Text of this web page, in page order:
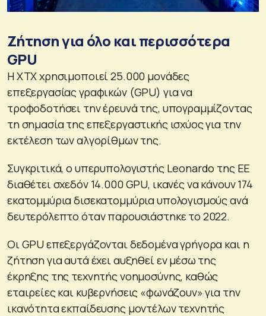
Ζήτηση για όλο και περισσότερα
GPU
Η XTX χρησιμοποιεί 25.000 μονάδες
επεξεργασίας γραφικών (GPU) για να
τροφοδοτήσει την έρευνά της, υπογραμμίζοντας
τη σημασία της επεξεργαστικής ισχύος για την
εκτέλεση των αλγορίθμων της.
Συγκριτικά, ο υπερυπολογιστής Leonardo της ΕΕ
διαθέτει σχεδόν 14.000 GPU, ικανές να κάνουν 174
εκατομμύρια δισεκατομμύρια υπολογισμούς ανά
δευτερόλεπτο όταν παρουσιάστηκε το 2022.
Οι GPU επεξεργάζονται δεδομένα γρήγορα και η
ζήτηση για αυτά έχει αυξηθεί εν μέσω της
έκρηξης της τεχνητής νοημοσύνης, καθώς
εταιρείες και κυβερνήσεις «φωνάζουν» για την
ικανότητα εκπαίδευσης μοντέλων τεχνητής